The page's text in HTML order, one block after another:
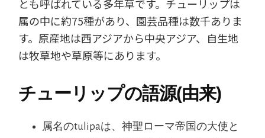
とも呼ばれている多年草です。チューリップは
属の中に約75種があり、園芸品種は数千ありま
す。原産地は西アジアから中央アジア、自生地
は牧草地や草原等にあります。
チューリップの語源(由来)
属名のtulipaは、神聖ローマ帝国の大使と